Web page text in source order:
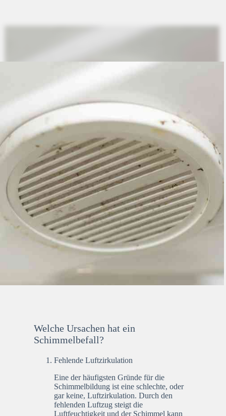
Welche Ursachen hat ein
Schimmelbefall?
Fehlende Luftzirkulation
Eine der häufigsten Gründe für die
Schimmelbildung ist eine schlechte, oder
gar keine, Luftzirkulation. Durch den
fehlenden Luftzug steigt die
Luftfeuchtigkeit und der Schimmel kann